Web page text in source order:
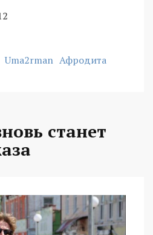
Uma2rman Афродита
станет